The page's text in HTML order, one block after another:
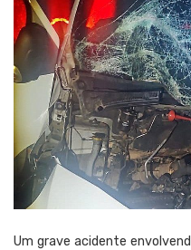
Um grave acidente